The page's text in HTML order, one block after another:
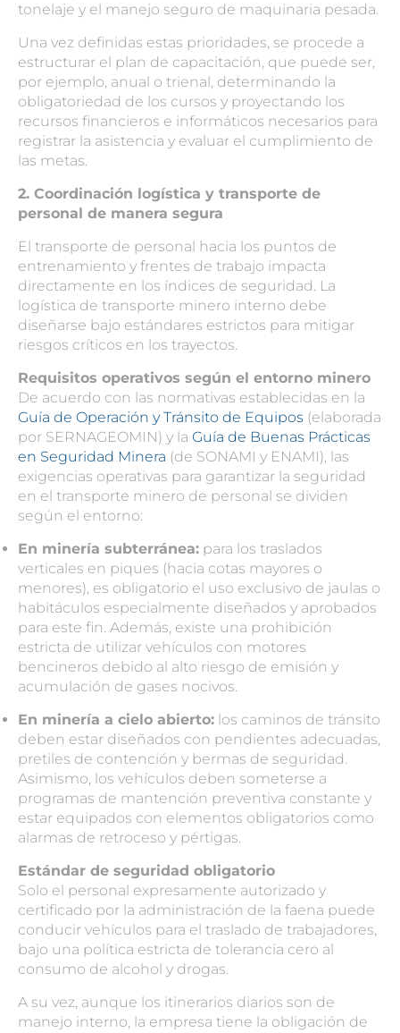
tonelaje y el manejo seguro de maquinaria pesada.
Una vez definidas estas prioridades, se procede a
estructurar el plan de capacitación, que puede ser,
por ejemplo, anual o trienal, determinando la
obligatoriedad de los cursos y proyectando los
recursos financieros e informáticos necesarios para
registrar la asistencia y evaluar el cumplimiento de
las metas.
2. Coordinación logística y transporte de
personal de manera segura
El transporte de personal hacia los puntos de
entrenamiento y frentes de trabajo impacta
directamente en los índices de seguridad. La
logística de transporte minero interno debe
diseñarse bajo estándares estrictos para mitigar
riesgos críticos en los trayectos.
Requisitos operativos según el entorno minero
De acuerdo con las normativas establecidas en la
Guía de Operación y Tránsito de Equipos (elaborada
por SERNAGEOMIN) y la Guía de Buenas Prácticas
en Seguridad Minera (de SONAMI y ENAMI), las
exigencias operativas para garantizar la seguridad
en el transporte minero de personal se dividen
según el entorno:
En minería subterránea: para los traslados
verticales en piques (hacia cotas mayores o
menores), es obligatorio el uso exclusivo de jaulas o
habitáculos especialmente diseñados y aprobados
para este fin. Además, existe una prohibición
estricta de utilizar vehículos con motores
bencineros debido al alto riesgo de emisión y
acumulación de gases nocivos.
En minería a cielo abierto: los caminos de tránsito
deben estar diseñados con pendientes adecuadas,
pretiles de contención y bermas de seguridad.
Asimismo, los vehículos deben someterse a
programas de mantención preventiva constante y
estar equipados con elementos obligatorios como
alarmas de retroceso y pértigas.
Estándar de seguridad obligatorio
Solo el personal expresamente autorizado y
certificado por la administración de la faena puede
conducir vehículos para el traslado de trabajadores,
bajo una política estricta de tolerancia cero al
consumo de alcohol y drogas.
A su vez, aunque los itinerarios diarios son de
manejo interno, la empresa tiene la obligación de